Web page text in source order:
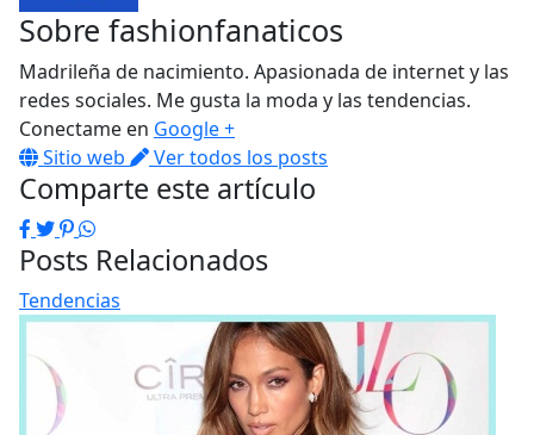
Sobre fashionfanaticos
Madrileña de nacimiento. Apasionada de internet y las
redes sociales. Me gusta la moda y las tendencias.
Conectame en Google +
Sitio web
Ver todos los posts
Comparte este artículo
Facebook
Twitter
Pinterest
WhatsApp
Posts Relacionados
Tendencias